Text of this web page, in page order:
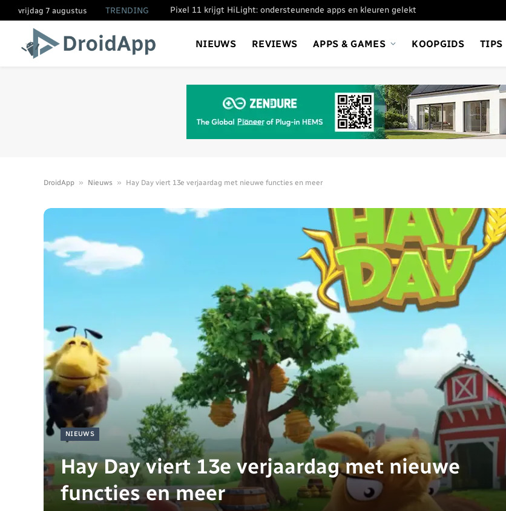
vrijdag 7 augustus TRENDING Pixel 11 krijgt HiLight: ondersteunende apps en kleuren gelekt
NIEUWS REVIEWS APPS & GAMES KOOPGIDS TIPS
DroidApp » Nieuws » Hay Day viert 13e verjaardag met nieuwe functies en meer
NIEUWS
Hay Day viert 13e verjaardag met nieuwe
functies en meer